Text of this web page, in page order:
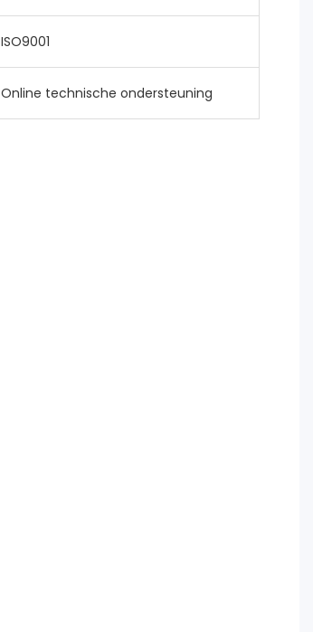
ISO9001
Online technische ondersteuning